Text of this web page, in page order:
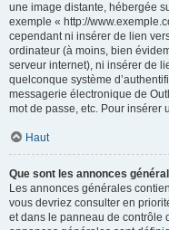
une image distante, hébergée
exemple « http://
cependant ni insérer de lien
ordinateur (à moins, bien
serveur internet), ni insérer de
quelconque système
messagerie électronique de
mot de passe, etc. Pour insérer
Haut
Que sont les annonces
Les annonces générales
vous devriez consulter en
et dans le panneau de contrôle